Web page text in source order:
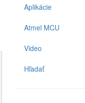
Aplikácie
Atmel MCU
Video
Hľadať